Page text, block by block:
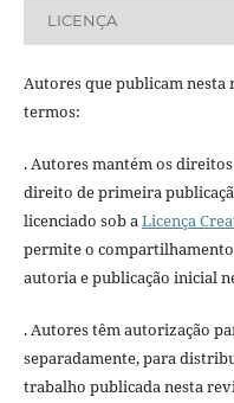
LICENÇA
Autores que publicam nesta
termos:
. Autores mantém os
direito de primeira
licenciado sob aLicença
permite o
autoria e publicação inicial
. Autores têm autorização
separadamente, para
trabalho publicada nesta